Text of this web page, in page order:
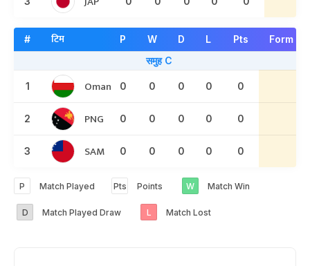
# टिम P W D L Pts
Form
समुह C
1 Oman 0 0 0 0 0
2 PNG 0 0 0 0 0
3 SAM 0 0 0 0 0
P Match Played Pts Points W Match Win
D Match Played Draw L Match Lost